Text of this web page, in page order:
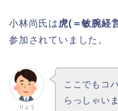
小林尚氏は 虎(＝敏腕経
参加されていました。
りょう
ここでもコ
らっしゃい